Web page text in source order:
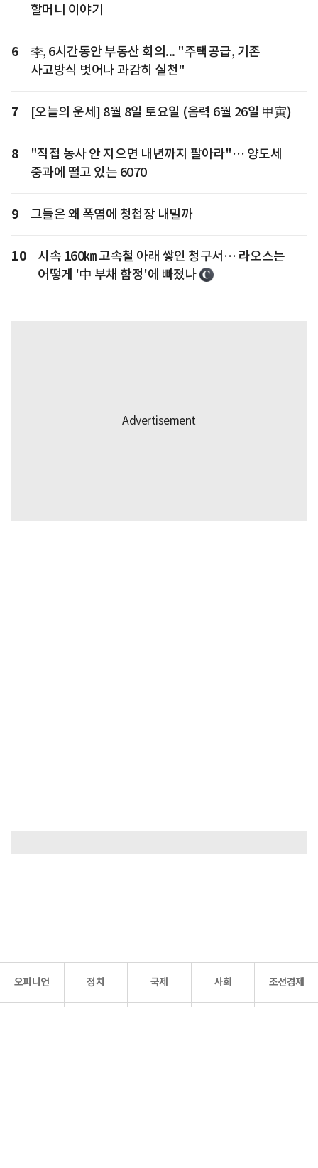
할머니 이야기
6
李, 6시간동안 부동산 회의... "주택공급, 기존
사고방식 벗어나 과감히 실천"
7 [오늘의 운세] 8월 8일 토요일 (음력 6월 26일 甲寅)
8
"직접 농사 안 지으면 내년까지 팔아라"… 양도세
중과에 떨고 있는 6070
9 그들은 왜 폭염에 청첩장 내밀까
10
시속 160㎞ 고속철 아래 쌓인 청구서… 라오스는
어떻게 '中 부채 함정'에 빠졌나
오피니언 정치 국제 사회 조선경제